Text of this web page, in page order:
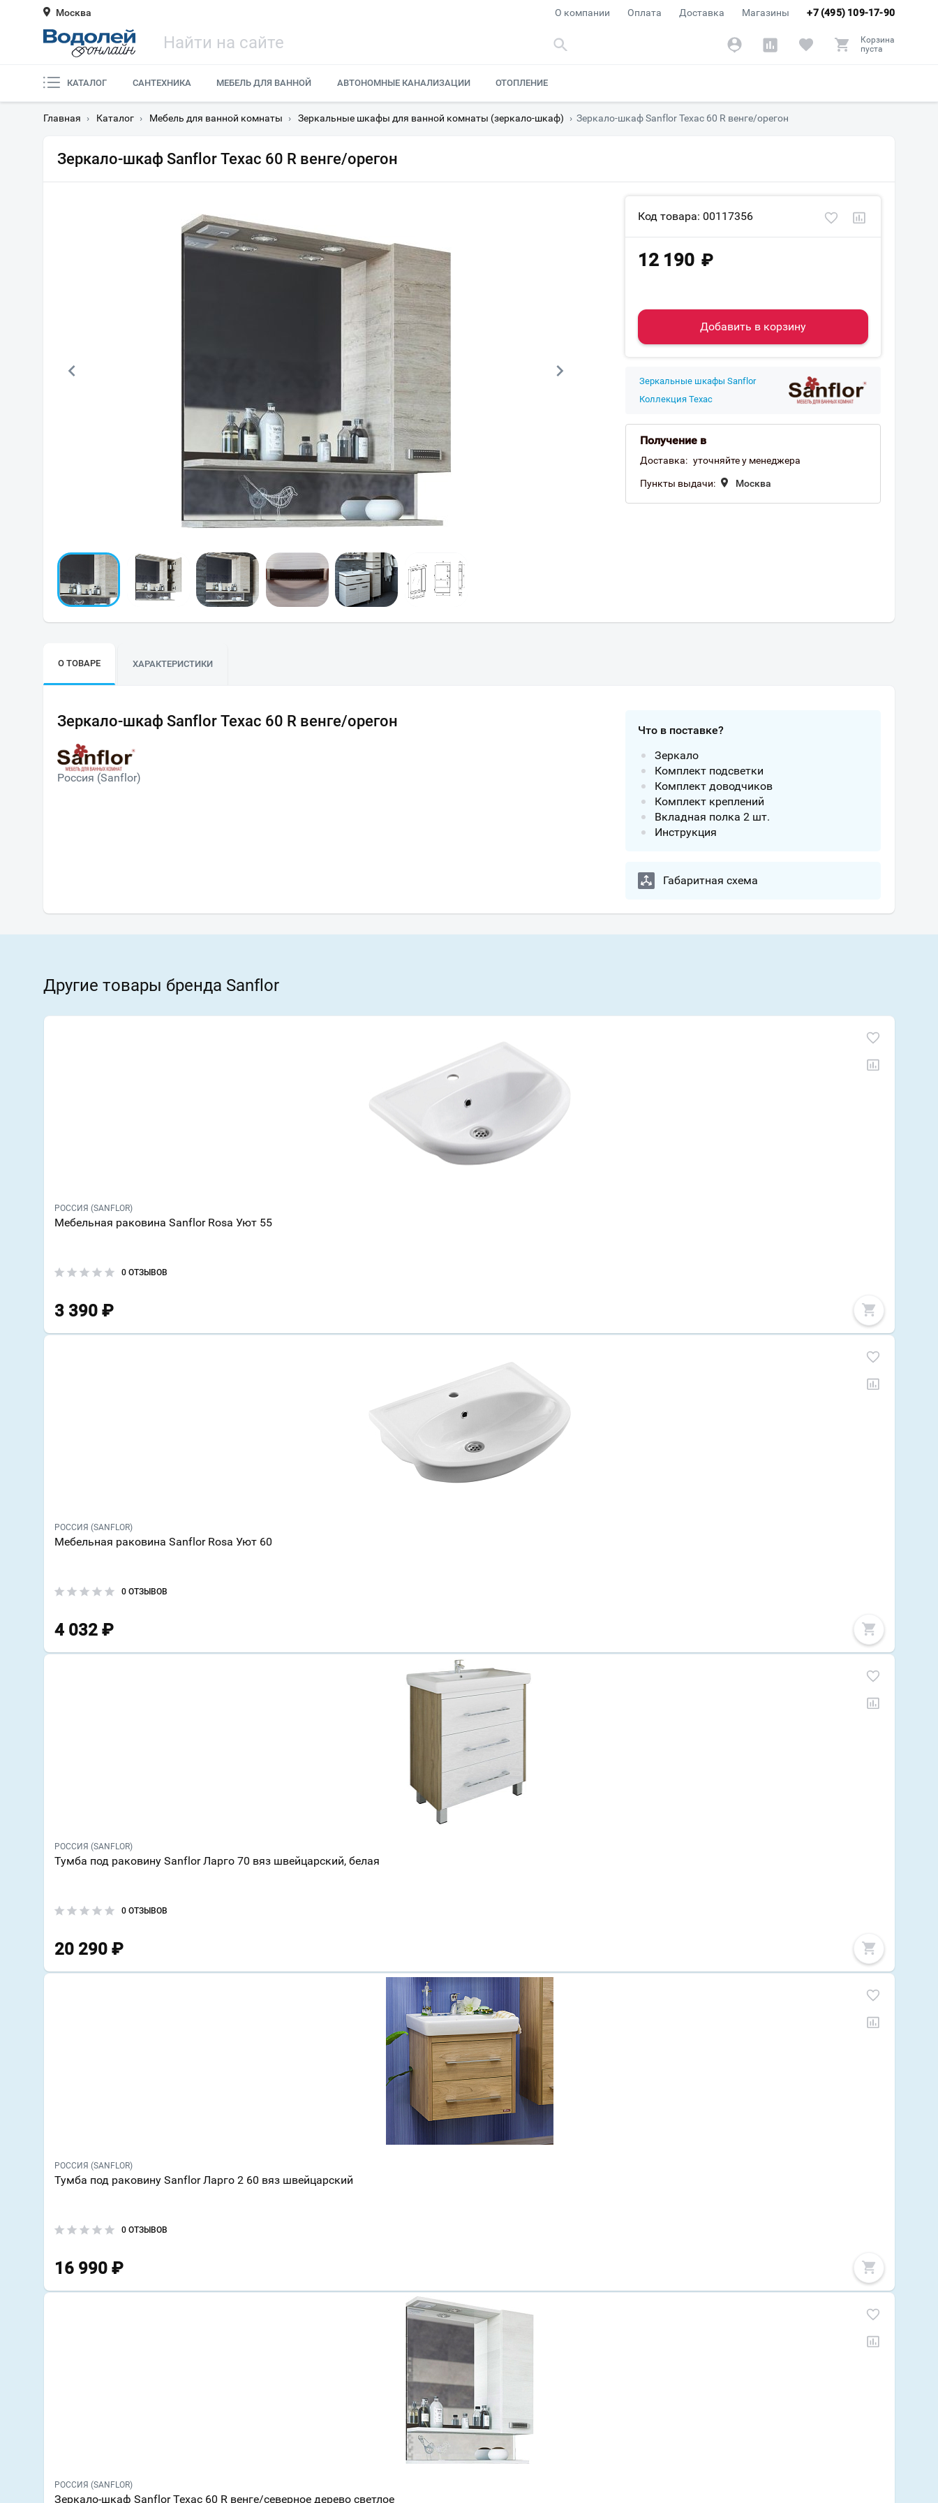
Москва +7 (495) 109-17-90
О компании Оплата Доставка Магазины
Корзина
пуста
КАТАЛОГ САНТЕХНИКА МЕБЕЛЬ ДЛЯ ВАННОЙ АВТОНОМНЫЕ КАНАЛИЗАЦИИ ОТОПЛЕНИЕ
Главная › Каталог › Мебель для ванной комнаты › Зеркальные шкафы для ванной комнаты (зеркало-шкаф) › Зеркало-шкаф Sanflor Техас 60 R венге/орегон
Зеркало-шкаф Sanflor Техас 60 R венге/орегон
Код товара: 00117356
12 190 ₽
Добавить в корзину
Зеркальные шкафы Sanflor
Коллекция Техас
Получение в
Доставка: уточняйте у менеджера
Пункты выдачи: Москва
О ТОВАРЕ ХАРАКТЕРИСТИКИ
Зеркало-шкаф Sanflor Техас 60 R венге/орегон
Россия (Sanflor)
Что в поставке?
Зеркало
Комплект подсветки
Комплект доводчиков
Комплект креплений
Вкладная полка 2 шт.
Инструкция
Габаритная схема
Другие товары бренда Sanflor
РОССИЯ (SANFLOR)
Мебельная раковина Sanflor Rosa Уют 55
0 ОТЗЫВОВ
3 390 ₽
РОССИЯ (SANFLOR)
Мебельная раковина Sanflor Rosa Уют 60
0 ОТЗЫВОВ
4 032 ₽
РОССИЯ (SANFLOR)
Тумба под раковину Sanflor Ларго 70 вяз швейцарский, белая
0 ОТЗЫВОВ
20 290 ₽
РОССИЯ (SANFLOR)
Тумба под раковину Sanflor Ларго 2 60 вяз швейцарский
0 ОТЗЫВОВ
16 990 ₽
РОССИЯ (SANFLOR)
Зеркало-шкаф Sanflor Техас 60 R венге/северное дерево светлое